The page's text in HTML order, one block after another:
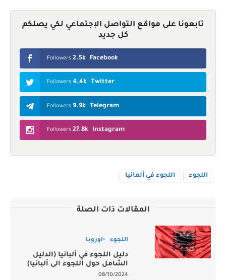
تابعونا على مواقع التواصل الإجتماعي لكي يصلكم
كل جديد
Facebook
2.5k
Followers
Twitter
4.4k
Followers
Telegram
9.9k
Followers
Instagram
27.8k
Followers
اللجوء اللجوء في ألمانيا
المقالات ذات الصلة
اللجوء اوروبا
دليل اللجوء في ألبانيا (الدليل
الشامل حول اللجوء الى ألبانيا)
08/10/2024